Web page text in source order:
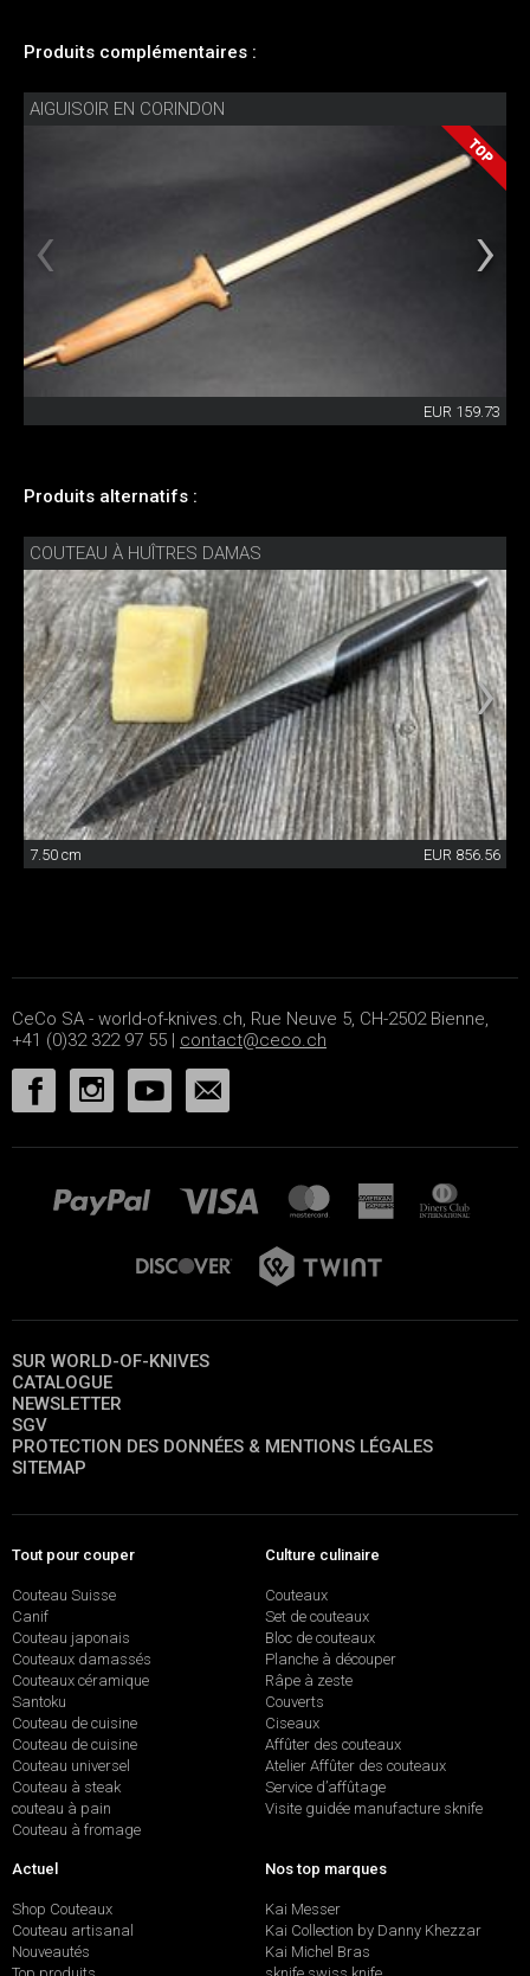
Produits complémentaires :
AIGUISOIR EN CORINDON
EUR 159.73
Produits alternatifs :
COUTEAU À HUÎTRES DAMAS
7.50 cm EUR 856.56
CeCo SA - world-of-knives.ch, Rue Neuve 5, CH-2502 Bienne,
+41 (0)32 322 97 55 | contact@ceco.ch
SUR WORLD-OF-KNIVES
CATALOGUE
NEWSLETTER
SGV
PROTECTION DES DONNÉES & MENTIONS LÉGALES
SITEMAP
Tout pour couper
Couteau Suisse
Canif
Couteau japonais
Couteaux damassés
Couteaux céramique
Santoku
Couteau de cuisine
Couteau de cuisine
Couteau universel
Couteau à steak
couteau à pain
Couteau à fromage
Culture culinaire
Couteaux
Set de couteaux
Bloc de couteaux
Planche à découper
Râpe à zeste
Couverts
Ciseaux
Affûter des couteaux
Atelier Affûter des couteaux
Service d’affûtage
Visite guidée manufacture sknife
Actuel
Shop Couteaux
Couteau artisanal
Nouveautés
Nos top marques
Kai Messer
Kai Collection by Danny Khezzar
Kai Michel Bras